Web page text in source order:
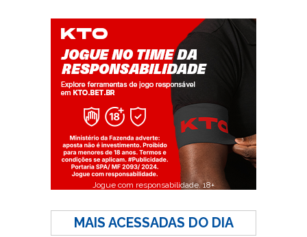
Jogue com responsabilidade. 18+
MAIS ACESSADAS DO DIA